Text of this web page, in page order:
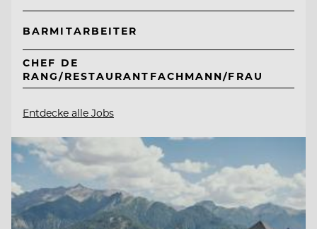
BARMITARBEITER
CHEF DE
RANG/RESTAURANTFACHMANN/FRAU
Entdecke alle Jobs